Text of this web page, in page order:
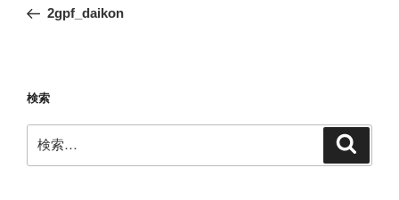
ナ
ー
シ
ョ
の
2gpf_daikon
検索
索: